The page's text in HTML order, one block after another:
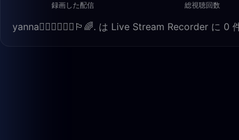
録画した配信 総視聴回数
yanna👩🏽‍❤️‍💋‍👩🏾🏳️‍🌈. は Live Stream Recorder に